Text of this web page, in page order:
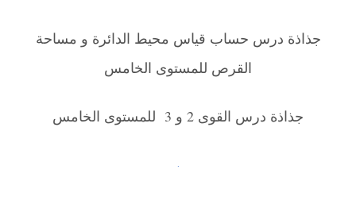
جذاذة درس حساب قياس محيط الدائرة و مساحة
القرص للمستوى الخامس
جذاذة درس القوى 2 و 3 للمستوى الخامس
.